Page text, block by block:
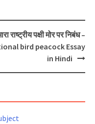
राष्ट्रीय पक्षी मोर पर निबंध –
bird peacock Essay
in Hindi